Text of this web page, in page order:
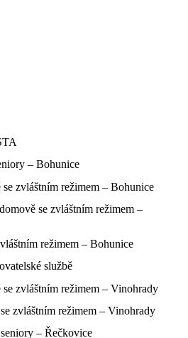
– Bohunice
zvláštním režimem – Bohunice
se zvláštním režimem –
režimem – Bohunice
službě
se zvláštním režimem – Vinohrady
zvláštním režimem – Vinohrady
– Řečkovice